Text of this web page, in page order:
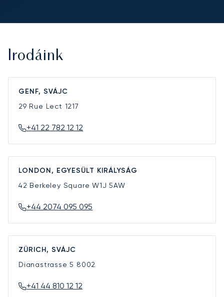
Irodáink
GENF, SVÁJC
29 Rue Lect 1217
+41 22 782 12 12
LONDON, EGYESÜLT KIRÁLYSÁG
42 Berkeley SquareW1J 5AW
+44 2074 095 095
ZÜRICH, SVÁJC
Dianastrasse 5 8002
+41 44 810 12 12